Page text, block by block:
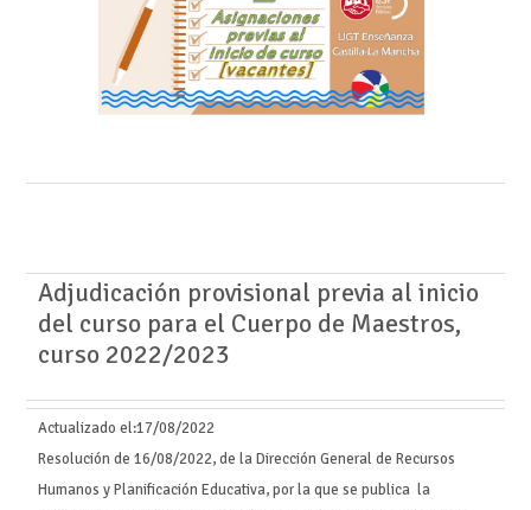
Adjudicación provisional previa al inicio
del curso para el Cuerpo de Maestros,
curso 2022/2023
Actualizado el:17/08/2022
Resolución de 16/08/2022, de la Dirección General de Recursos
Humanos y Planificación Educativa, por la que se publica la